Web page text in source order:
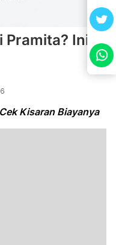
Pramita? Ini
Kisaran Biayanya